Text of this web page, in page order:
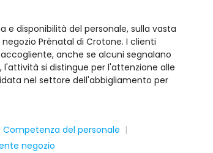
disponibilità del personale, sulla vasta
Prénatal di Crotone. I clienti
anche se alcuni segnalano
si distingue per l'attenzione alle
nel settore dell'abbigliamento per
Competenza del personale
negozio